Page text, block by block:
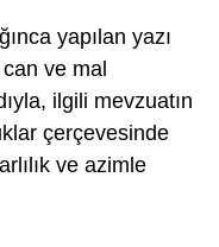
yapılan yazı
can ve mal
ilgili mevzuatın
çerçevesinde
ve azimle